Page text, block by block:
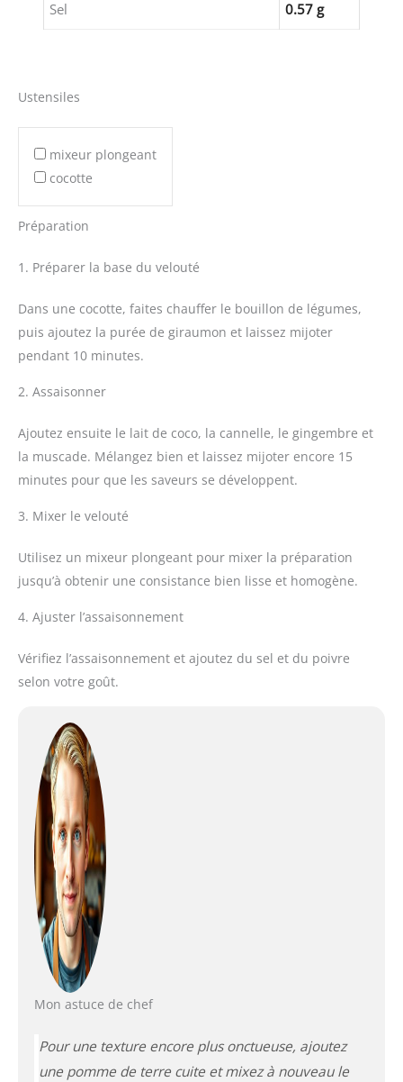
Sel 0.57 g
Ustensiles
mixeur plongeant
cocotte
Préparation
1. Préparer la base du velouté
Dans une cocotte, faites chauffer le bouillon de légumes,
puis ajoutez la purée de giraumon et laissez mijoter
pendant 10 minutes.
2. Assaisonner
Ajoutez ensuite le lait de coco, la cannelle, le gingembre et
la muscade. Mélangez bien et laissez mijoter encore 15
minutes pour que les saveurs se développent.
3. Mixer le velouté
Utilisez un mixeur plongeant pour mixer la préparation
jusqu’à obtenir une consistance bien lisse et homogène.
4. Ajuster l’assaisonnement
Vérifiez l’assaisonnement et ajoutez du sel et du poivre
selon votre goût.
Mon astuce de chef
Pour une texture encore plus onctueuse, ajoutez
une pomme de terre cuite et mixez à nouveau le